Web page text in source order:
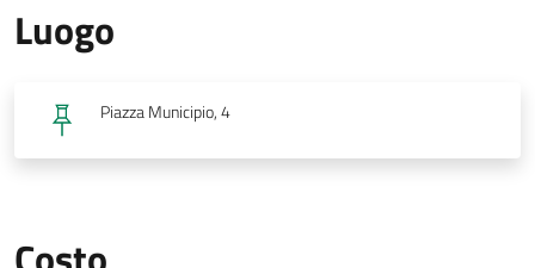
Luogo
Piazza Municipio, 4